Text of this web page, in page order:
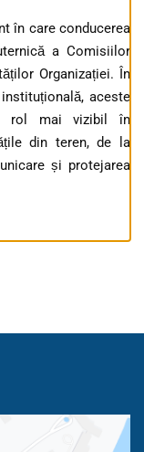
în care conducerea
a Comisiilor
Organizației. În
aceste
rol mai vizibil în
din teren, de la
și protejarea